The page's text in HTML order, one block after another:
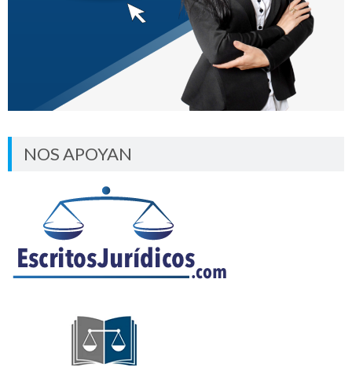
NOS APOYAN